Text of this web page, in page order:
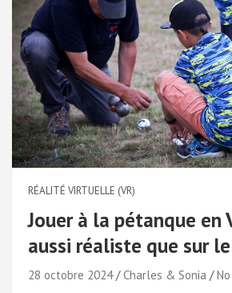
RÉALITÉ VIRTUELLE (VR)
Jouer à la pétanque en
aussi réaliste que sur
28 octobre 2024 Charles & Sonia